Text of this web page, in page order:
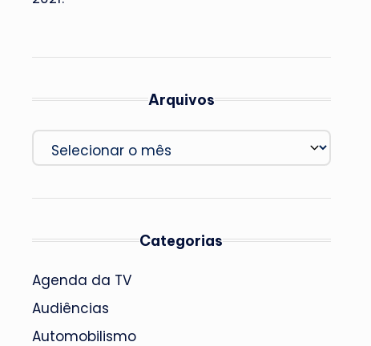
Arquivos
Arquivos
Categorias
Agenda da TV
Audiências
Automobilismo